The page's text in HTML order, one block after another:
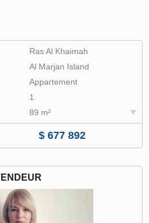
Ras Al Khaimah
Al Marjan Island
Appartement
1
89 m²
$ 677 892